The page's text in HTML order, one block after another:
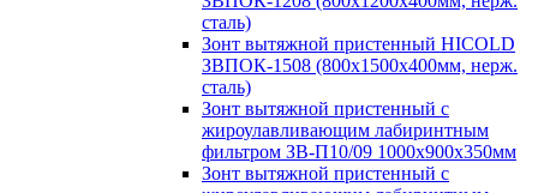
сталь)
Зонт вытяжной пристенный HICOLD
ЗВПОК-1508 (800х1500х400мм, нерж.
сталь)
Зонт вытяжной пристенный с
жироулавливающим лабиринтным
фильтром ЗВ-П10/09 1000х900х350мм
Зонт вытяжной пристенный с